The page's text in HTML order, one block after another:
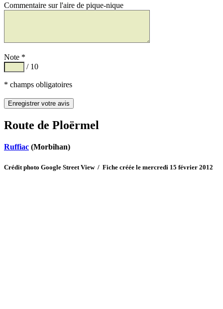
Commentaire sur l'aire de pique-nique
Note *
/ 10
* champs obligatoires
Route de Ploërmel
Ruffiac (Morbihan)
Crédit photo Google Street View / Fiche créée le mercredi 15 février 2012